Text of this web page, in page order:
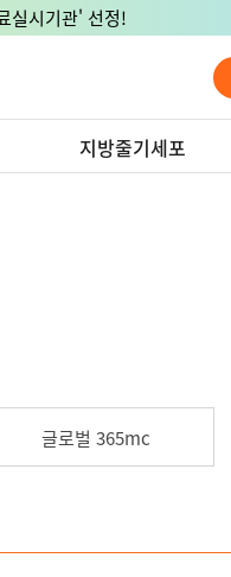
지방줄기세포
글로벌 365mc